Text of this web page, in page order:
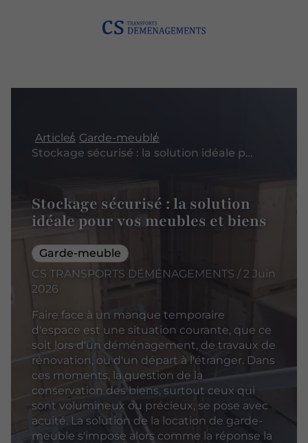
Articles Garde-meuble
Stockage sécurisé : la solution idéale pour vos meubles et biens
Stockage sécurisé : la solution
idéale pour vos meubles et biens
Garde-meuble
CS TRANSPORTS DÉMÉNAGEMENTS / 2 Juin
2026
Faire face à un manque temporaire
d'espace est une situation courante, que ce
soit lors d'un déménagement, de travaux de
rénovation, ou d'un départ à l'étranger. Dans
ces moments, la question de la
conservation des biens, surtout ceux qui
sont volumineux ou précieux, se pose avec
acuité. La solution de la location de garde-
meuble s'impose alors comme la réponse la